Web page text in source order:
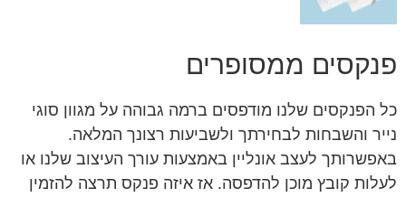
פנקסים ממסופרים
כל הפנקסים שלנו מודפסים ברמה גבוהה על מגוון סוגי
נייר והשבחות לבחירתך ולשביעות רצונך המלאה.
באפשרותך לעצב אונליין באמצעות עורך העיצוב שלנו או
לעלות קובץ מוכן להדפסה. אז איזה פנקס תרצה להזמין